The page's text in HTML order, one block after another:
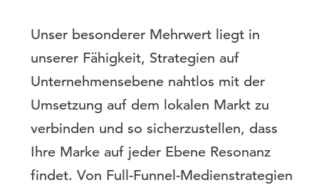
Unser besonderer Mehrwert liegt in
unserer Fähigkeit, Strategien auf
Unternehmensebene nahtlos mit der
Umsetzung auf dem lokalen Markt zu
verbinden und so sicherzustellen, dass
Ihre Marke auf jeder Ebene Resonanz
findet. Von Full-Funnel-Medienstrategien